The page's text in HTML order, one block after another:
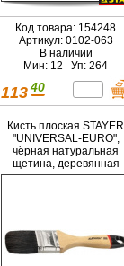
Код товара: 154248
Артикул: 0102-063
В наличии
Мин: 12 Уп: 264
113 40
Кисть плоская STAYER
"UNIVERSAL-EURO",
чёрная натуральная
щетина, деревянная
ручка, 25мм